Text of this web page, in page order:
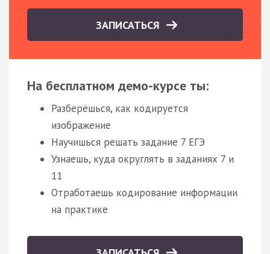
ЗАПИСАТЬСЯ
На бесплатном демо-курсе ты:
Разберёшься, как кодируется
изображение
Научишься решать задание 7 ЕГЭ
Узнаешь, куда округлять в заданиях 7 и
11
Отработаешь кодирование информации
на практике